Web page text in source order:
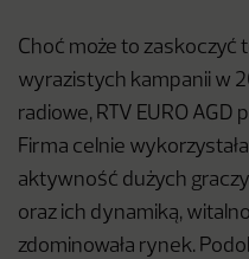
Choć może to zaskoczyć
wyrazistych kampanii w
radiowe, RTV EURO AGD
Firma celnie
aktywność dużych
oraz ich dynamiką,
zdominowała rynek.